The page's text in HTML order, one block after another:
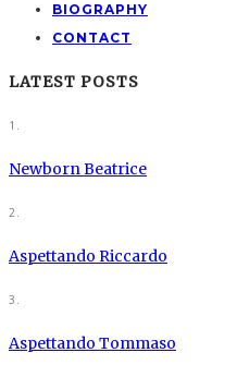
BIOGRAPHY
CONTACT
LATEST POSTS
1.
Newborn Beatrice
2.
Aspettando Riccardo
3.
Aspettando Tommaso